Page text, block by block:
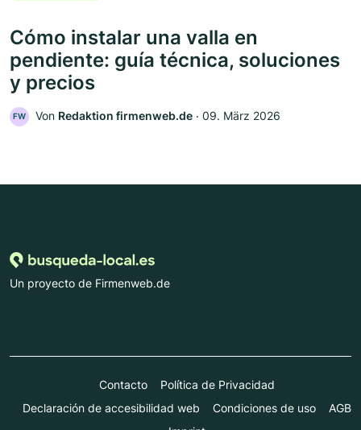
Cómo instalar una valla en
pendiente: guía técnica, soluciones
y precios
FW Von Redaktion firmenweb.de ‧ 09. März 2026
Un proyecto de Firmenweb.de
Contacto
Política de Privacidad
Declaración de accesibilidad web
Condiciones de uso
AGB